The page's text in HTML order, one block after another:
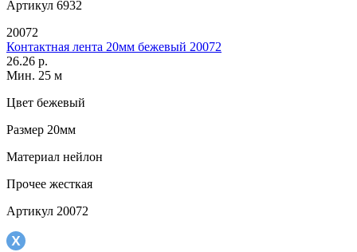
Артикул 6932
20072
Контактная лента 20мм бежевый 20072
26.26 р.
Мин. 25 м
Цвет бежевый
Размер 20мм
Материал нейлон
Прочее жесткая
Артикул 20072